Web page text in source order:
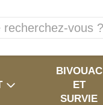
BIVOUAC
ET
SURVIE